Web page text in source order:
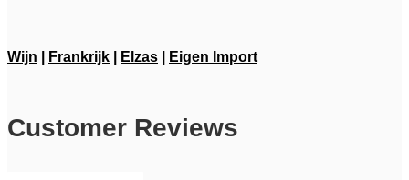
Wijn Frankrijk Elzas Eigen Import
Customer Reviews